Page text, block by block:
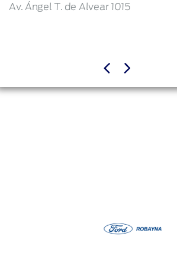
Av. Ángel T. de Alvear 1015